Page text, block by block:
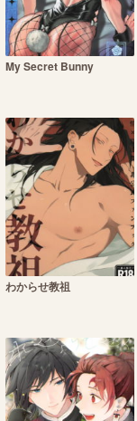
My Secret Bunny
わからせ教祖